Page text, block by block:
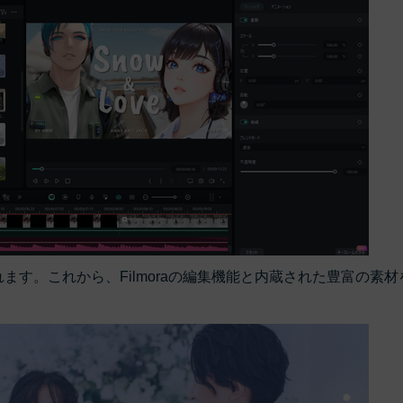
す。これから、Filmoraの編集機能と内蔵された豊富の素材